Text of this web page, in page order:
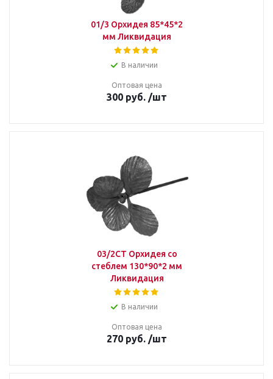
01/3 Орхидея 85*45*2
мм Ликвидация
В наличии
Оптовая цена
300 руб. /шт
03/2СТ Орхидея со
стеблем 130*90*2 мм
Ликвидация
В наличии
Оптовая цена
270 руб. /шт